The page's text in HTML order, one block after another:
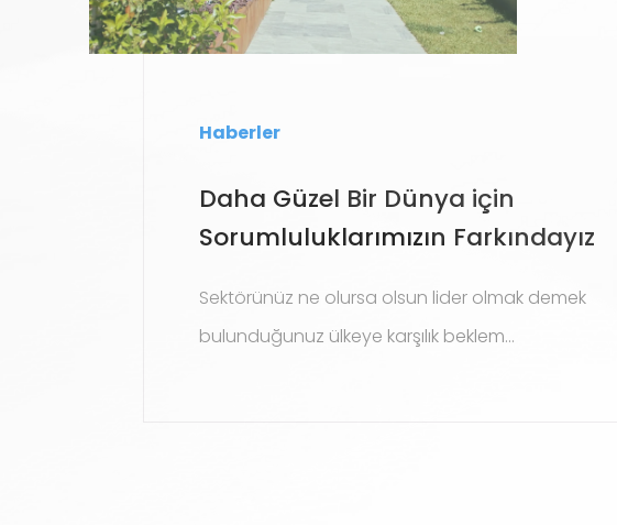
Haberler
Daha Güzel Bir Dünya için
Sorumluluklarımızın Farkındayız
Sektörünüz ne olursa olsun lider olmak demek
bulunduğunuz ülkeye karşılık beklem...